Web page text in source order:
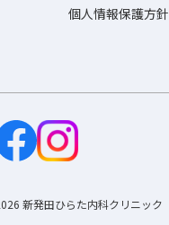
個人情報保護方針
新発田ひらた内科クリニック